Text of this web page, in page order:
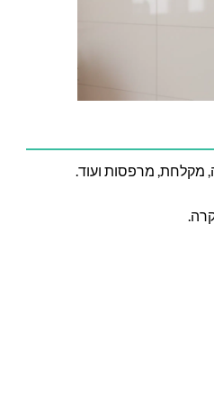
מקלחת, מרפסות ועוד.